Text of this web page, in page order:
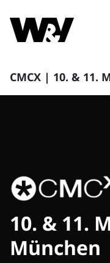
CMCX | 10. & 11.
10. & 11.
München